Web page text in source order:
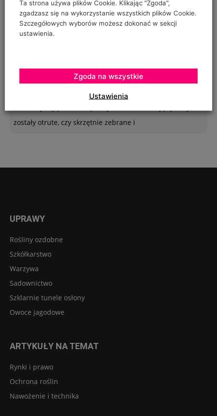
Poszukuję sposobu zabezpieczenia sznurków
polipropylenowych używanych w ubiegłym roku do
"prowadzenia" pomidorów w szklarence oraz
zostały otrute, czy skrzętnie zebrane i
UPRAWY
Rośliny ozdobne
Szkółkarstwo
Warzywa
Sadownictwo
Szklarnie tunele osłony
Owoce jagodowe
ARTYKUŁY NA TEMAT
Rynki i prawo
Ochrona roślin
Nawożenie i technika
Ta strona używa plików Cookie. Klikając "Zgoda",
zgadzasz się na wykorzystanie wszystkich plików Cookie.
Szczegółowych wyborów możesz dokonać w sekcji
ustawienia.
Ustawienia
Zgoda na wszystkie